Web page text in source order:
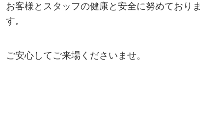
お客様とスタッフの健康と安全に努めておりま
す。
ご安心してご来場くださいませ。